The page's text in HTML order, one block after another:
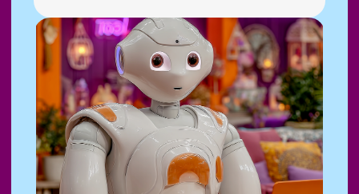
04
Как сделать первые шаги:
от нуля до первого заказа без
портфолио и опыта
05
Как выстроить стабильный
поток заказов, а не застрять
на разовых продажах